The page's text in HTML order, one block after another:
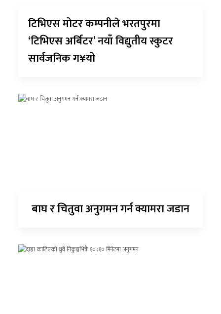
टिभिएस मोटर कम्पनीले भरतपुरमा
‘टिभिएस अर्बिटर’ नयाँ विद्युतीय स्कुटर
सार्वजनिक ग¥यो
बाघ र चितुवा अनुगमन गर्न क्यामरा जडान